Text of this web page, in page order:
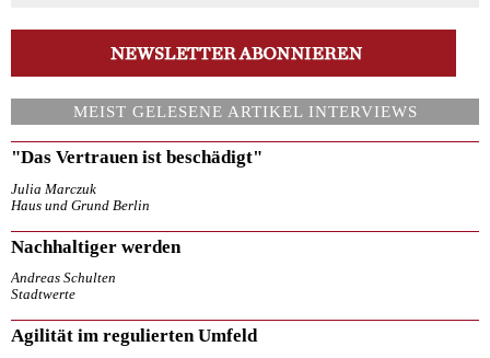
MEIST GELESENE ARTIKEL INTERVIEWS
"Das Vertrauen ist beschädigt"
Julia Marczuk
Haus und Grund Berlin
Nachhaltiger werden
Andreas Schulten
Stadtwerte
Agilität im regulierten Umfeld